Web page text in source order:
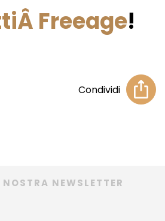
Freeage!
Condividi
NEWSLETTER